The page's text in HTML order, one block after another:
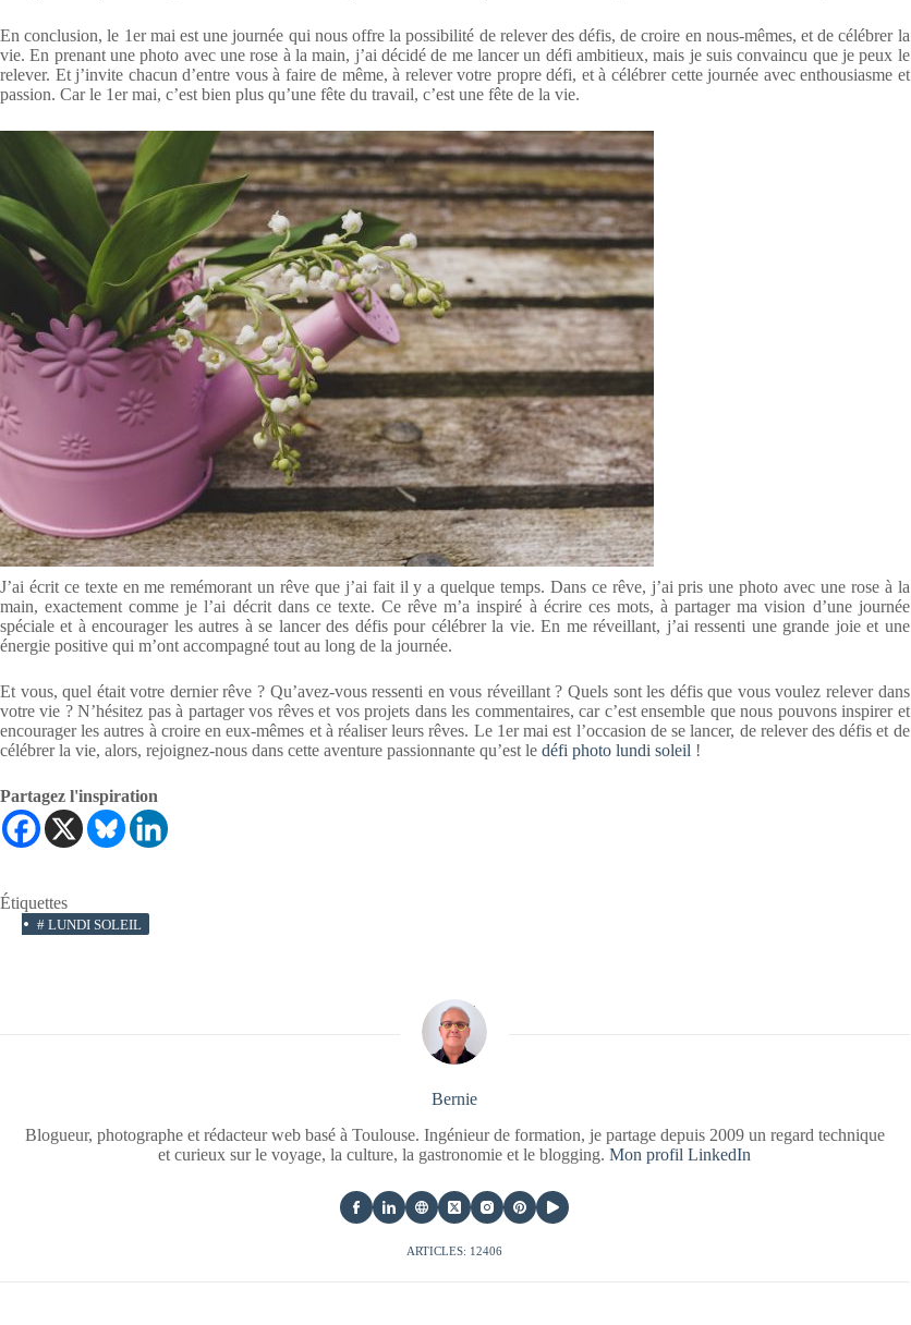
En conclusion, le 1er mai est une journée qui nous offre la possibilité de relever des défis, de croire en nous-mêmes, et de célébrer la
vie. En prenant une photo avec une rose à la main, j’ai décidé de me lancer un défi ambitieux, mais je suis convaincu que je peux le
relever. Et j’invite chacun d’entre vous à faire de même, à relever votre propre défi, et à célébrer cette journée avec enthousiasme et
passion. Car le 1er mai, c’est bien plus qu’une fête du travail, c’est une fête de la vie.
J’ai écrit ce texte en me remémorant un rêve que j’ai fait il y a quelque temps. Dans ce rêve, j’ai pris une photo avec une rose à la
main, exactement comme je l’ai décrit dans ce texte. Ce rêve m’a inspiré à écrire ces mots, à partager ma vision d’une journée
spéciale et à encourager les autres à se lancer des défis pour célébrer la vie. En me réveillant, j’ai ressenti une grande joie et une
énergie positive qui m’ont accompagné tout au long de la journée.
Et vous, quel était votre dernier rêve ? Qu’avez-vous ressenti en vous réveillant ? Quels sont les défis que vous voulez relever dans
votre vie ? N’hésitez pas à partager vos rêves et vos projets dans les commentaires, car c’est ensemble que nous pouvons inspirer et
encourager les autres à croire en eux-mêmes et à réaliser leurs rêves. Le 1er mai est l’occasion de se lancer, de relever des défis et de
célébrer la vie, alors, rejoignez-nous dans cette aventure passionnante qu’est le défi photo lundi soleil !
Partagez l'inspiration
Étiquettes
# LUNDI SOLEIL
Bernie
Blogueur, photographe et rédacteur web basé à Toulouse. Ingénieur de formation, je partage depuis 2009 un regard technique
et curieux sur le voyage, la culture, la gastronomie et le blogging.Mon profil LinkedIn
ARTICLES: 12406